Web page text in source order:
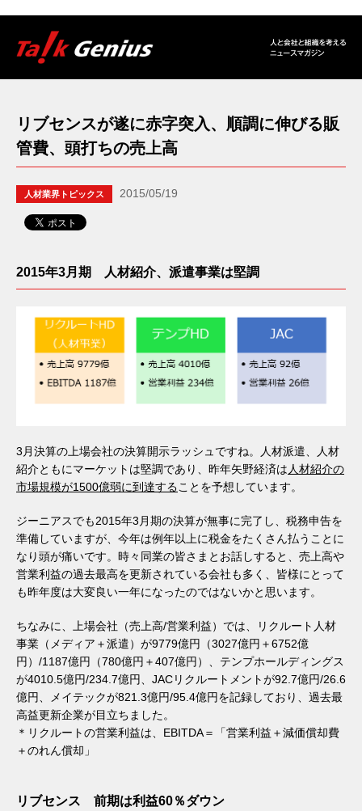
リブセンスが遂に赤字突入、順調に伸びる販
管費、頭打ちの売上高
人材業界トピックス 2015/05/19
2015年3月期 人材紹介、派遣事業は堅調
3月決算の上場会社の決算開示ラッシュですね。人材派遣、人材
紹介ともにマーケットは堅調であり、昨年矢野経済は 人材紹介の
市場規模が1500億弱に到達することを予想しています。
ジーニアスでも2015年3月期の決算が無事に完了し、税務申告を
準備していますが、今年は例年以上に税金をたくさん払うことに
なり頭が痛いです。時々同業の皆さまとお話しすると、売上高や
営業利益の過去最高を更新されている会社も多く、皆様にとって
も昨年度は大変良い一年になったのではないかと思います。
ちなみに、上場会社（売上高/営業利益）では、リクルート人材
事業（メディア＋派遣）が9779億円（3027億円＋6752億
円）/1187億円（780億円＋407億円）、テンプホールディングス
が4010.5億円/234.7億円、JACリクルートメントが92.7億円/26.6
億円、メイテックが821.3億円/95.4億円を記録しており、過去最
高益更新企業が目立ちました。
＊リクルートの営業利益は、EBITDA＝「営業利益＋減価償却費
＋のれん償却」
リブセンス 前期は利益60％ダウン